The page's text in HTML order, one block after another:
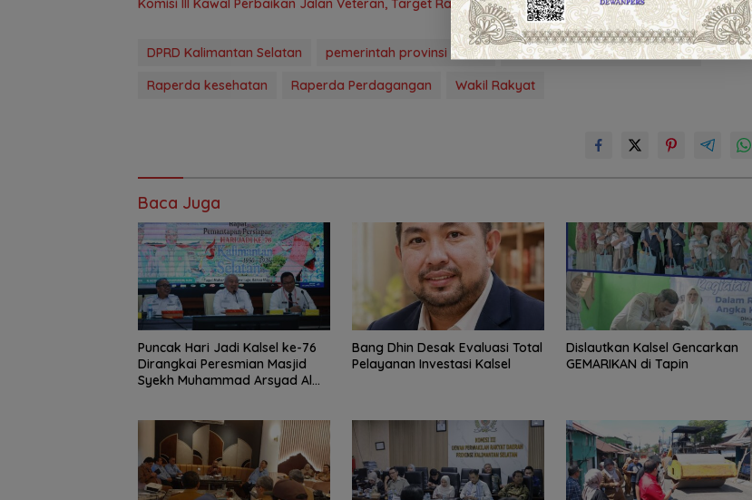
Komisi III Kawal Perbaikan Jalan Veteran, Target Rampung 10 Agustus
DPRD Kalimantan Selatan pemerintah provinsi Kalsel
Rancangan Peraturan Daerah
Raperda kesehatan
Raperda Perdagangan Wakil Rakyat
Baca Juga
Puncak Hari Jadi Kalsel ke-76
Dirangkai Peresmian Masjid
Syekh Muhammad Arsyad Al
‎Bang Dhin Desak Evaluasi Total
Pelayanan Investasi Kalsel
Dislautkan Kalsel Gencarkan
GEMARIKAN di Tapin